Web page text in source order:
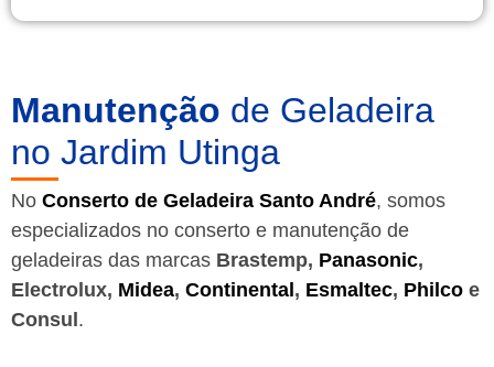
Manutenção de Geladeira
no Jardim Utinga
No Conserto de Geladeira Santo André, somos
especializados no conserto e manutenção de
geladeiras das marcas Brastemp, Panasonic,
Electrolux, Midea, Continental, Esmaltec, Philco e
Consul.